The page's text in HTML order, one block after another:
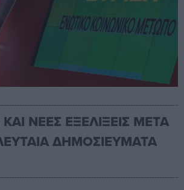
ΝΕΕΣ ΕΞΕΛΙΞΕΙΣ ΜΕΤΑ
ΔΗΜΟΣΙΕΥΜΑΤΑ